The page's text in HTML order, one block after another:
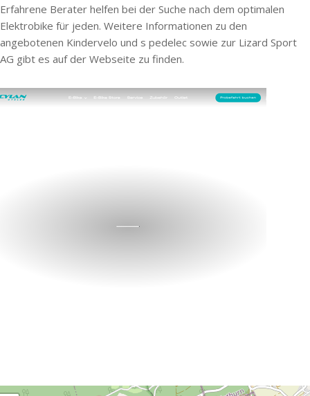
Erfahrene Berater helfen bei der Suche nach dem optimalen
Elektrobike für jeden. Weitere Informationen zu den
angebotenen Kindervelo und s pedelec sowie zur Lizard Sport
AG gibt es auf der Webseite zu finden.
map…